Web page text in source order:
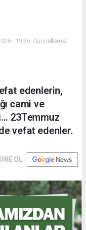
- 19:36, Güncelleme:
edenlerin,
cami ve
23Temmuz
vefat edenler.
OL